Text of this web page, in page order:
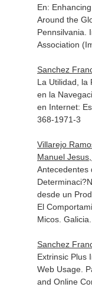
En:
Around the
Pennsilvania.
Association
Sanchez
La Utilidad, la
en la
en Internet:
368-1971-3
Villarejo
Manuel
Antecedentes
desde un
El
Micos.
Sanchez
Extrinsic Plus
Web Usage.
and Online